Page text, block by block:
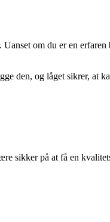
om du er en
den, og låget sikrer, at
sikker på at få en